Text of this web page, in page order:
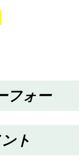
フォー
ト